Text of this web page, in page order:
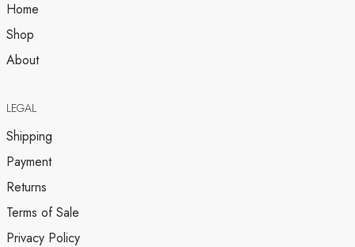
Home
Shop
About
LEGAL
Shipping
Payment
Returns
Terms of Sale
Privacy Policy